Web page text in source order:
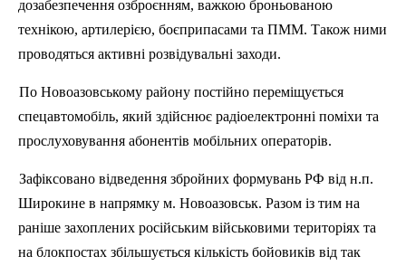
дозабезпечення озброєнням, важкою броньованою
технікою, артилерією, боєприпасами та ПММ. Також ними
проводяться активні розвідувальні заходи.
По Новоазовському району постійно переміщується
спецавтомобіль, який здійснює радіоелектронні поміхи та
прослуховування абонентів мобільних операторів.
Зафіксовано відведення збройних формувань РФ від н.п.
Широкине в напрямку м. Новоазовськ. Разом із тим на
раніше захоплених російським військовими територіях та
на блокпостах збільшується кількість бойовиків від так